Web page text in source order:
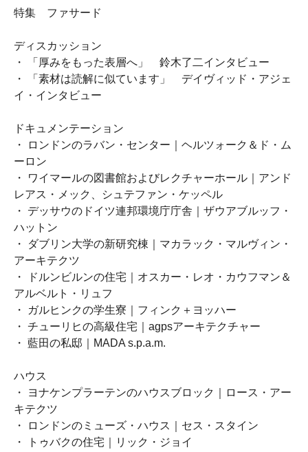
特集 ファサード
ディスカッション
・ 「厚みをもった表層へ」 鈴木了二インタビュー
・ 「素材は読解に似ています」 デイヴィッド・アジェ
イ・インタビュー
ドキュメンテーション
・ ロンドンのラバン・センター｜ヘルツォーク＆ド・ム
ーロン
・ ワイマールの図書館およびレクチャーホール｜アンド
レアス・メック、シュテファン・ケッペル
・ デッサウのドイツ連邦環境庁庁舎｜ザウアブルッフ・
ハットン
・ ダブリン大学の新研究棟｜マカラック・マルヴィン・
アーキテクツ
・ ドルンビルンの住宅｜オスカー・レオ・カウフマン＆
アルベルト・リュフ
・ ガルヒンクの学生寮｜フィンク＋ヨッハー
・ チューリヒの高級住宅｜agpsアーキテクチャー
・ 藍田の私邸｜MADA s.p.a.m.
ハウス
・ ヨナケンプラーテンのハウスブロック｜ロース・アー
キテクツ
・ ロンドンのミューズ・ハウス｜セス・スタイン
・ トゥバクの住宅｜リック・ジョイ